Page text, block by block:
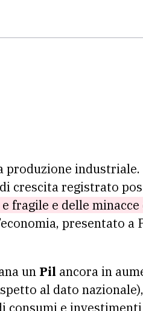
industriale.
crescita registrato
fragile e delle
presentato a
un Pil ancora in
al dato
consumi e